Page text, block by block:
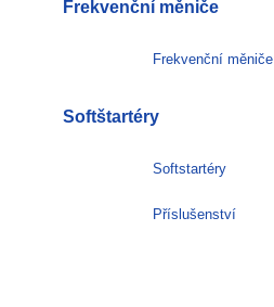
Frekvenční měniče
Frekvenční měniče
Softštartéry
Softstartéry
Příslušenství